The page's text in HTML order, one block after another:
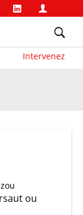
Intervenez
ou